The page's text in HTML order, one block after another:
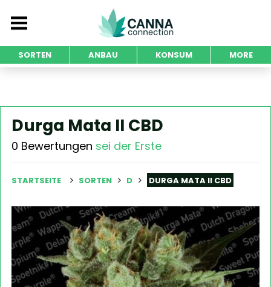
SORTEN ANBAU KONSUM MORE
Durga Mata II CBD
0 Bewertungen sei der Erste
STARTSEITE SORTEN D DURGA MATA II CBD